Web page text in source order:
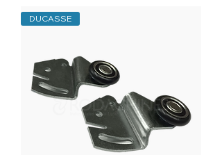
DUCASSE